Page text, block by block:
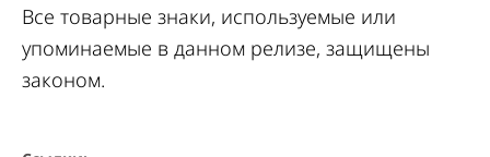
Все товарные знаки, используемые или
упоминаемые в данном релизе, защищены
законом.